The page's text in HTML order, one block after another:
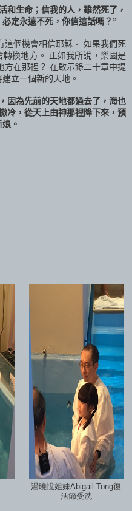
和生命；信我的人，雖然死了，
定永遠不死，你信這話嗎？”
這個機會相信耶穌。 如果我們死
轉換地方。 正如我所說，樂園是
方在那裡？ 在啟示錄二十章中提
立一個新的天地。
因為先前的天地都過去了，海也
冷，從天上由神那裡降下來，預
。
湯曉悅姐妹Abigail Tong復
活節受洗